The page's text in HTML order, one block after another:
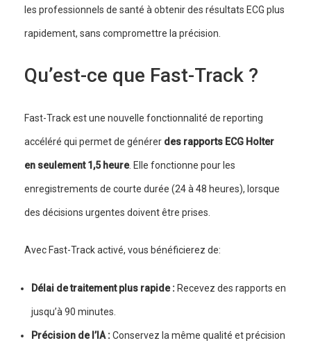
les professionnels de santé à obtenir des résultats ECG plus
rapidement, sans compromettre la précision.
Qu’est-ce que Fast-Track ?
Fast-Track est une nouvelle fonctionnalité de reporting
accéléré qui permet de générer des rapports ECG Holter
en seulement 1,5 heure. Elle fonctionne pour les
enregistrements de courte durée (24 à 48 heures), lorsque
des décisions urgentes doivent être prises.
Avec Fast-Track activé, vous bénéficierez de:
Délai de traitement plus rapide : Recevez des rapports en
jusqu’à 90 minutes.
Précision de l’IA :Conservez la même qualité et précision